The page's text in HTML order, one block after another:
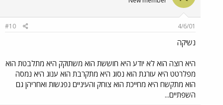
4/6/01
#10
נשיקה
היא רוצה הוא לא יודע היא חוששת הוא משתוקק היא מתלבטת הוא
מפלרטט היא עורגת הוא נסוג היא מתקרבת הוא ענוג היא נמסה
הוא מתקשח היא מחייכת הוא צוחק והעיניים נפגשות ואחריהן גם
השפתיים...